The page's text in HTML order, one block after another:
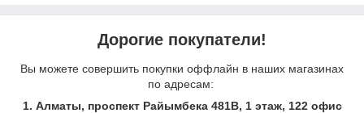
Дорогие покупатели!
Вы можете совершить покупки оффлайн в наших магазинах
по адресам:
1. Алматы, проспект Райымбека 481В, 1 этаж, 122 офис